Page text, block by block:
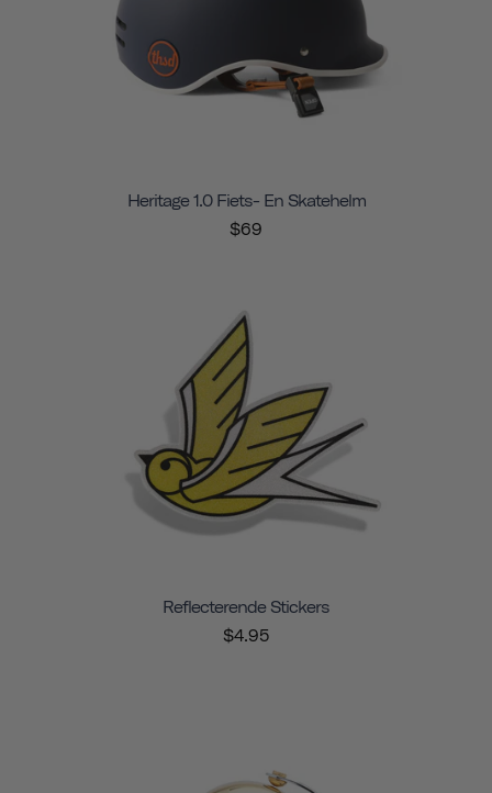
Heritage 1.0 Fiets- En Skatehelm
$69
Reflecterende Stickers
$4.95